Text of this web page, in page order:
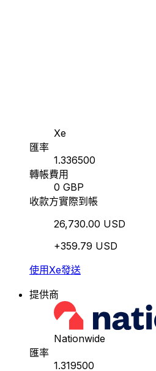
Xe
匯率
1.336500
轉帳費用
0 GBP
收款方實際到帳
26,730.00 USD
+359.79 USD
使用Xe發送
提供商
Nationwide
匯率
1.319500